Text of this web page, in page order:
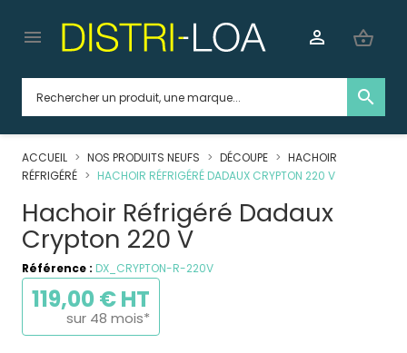
search
 shopping_basket

ACCUEIL NOS PRODUITS NEUFS DÉCOUPE
HACHOIR
RÉFRIGÉRÉ
HACHOIR RÉFRIGÉRÉ DADAUX CRYPTON 220 V
Hachoir Réfrigéré Dadaux
Crypton 220 V
Référence : DX_CRYPTON-R-220V
119,00 € HT
sur 48 mois*